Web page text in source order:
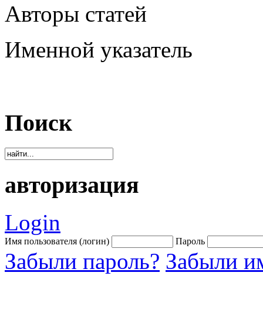
Авторы статей
Именной указатель
Поиск
авторизация
Login
Имя пользователя (логин) Пароль
Забыли пароль? Забыли